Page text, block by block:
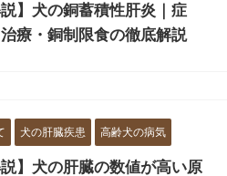
説】犬の銅蓄積性肝炎｜症
療・銅制限食の徹底解説
犬の肝臓疾患 高齢犬の病気
説】犬の肝臓の数値が高い原